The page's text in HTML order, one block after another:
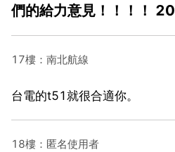
們的給力意見！！！！ 20
17樓：南北航線
台電的t51就很合適你。
18樓：匿名使用者